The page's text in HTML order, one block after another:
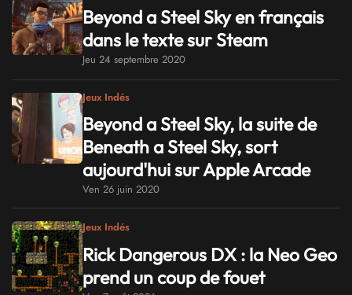
Beyond a Steel Sky en français
dans le texte sur Steam
Jeu 24 septembre 2020
Jeux Indés
Beyond a Steel Sky, la suite de
Beneath a Steel Sky, sort
aujourd'hui sur Apple Arcade
Ven 26 juin 2020
Jeux Indés
Rick Dangerous DX : la Neo Geo
prend un coup de fouet